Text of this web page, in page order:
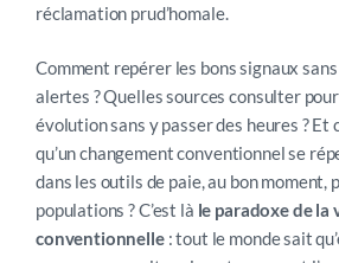
réclamation prud’homale.
Comment repérer les bons signaux
alertes ? Quelles sources consulter
évolution sans y passer des heures ? Et
qu’un changement conventionnel se
dans les outils de paie, au bon moment,
populations ? C’est là le paradoxe de la
conventionnelle: tout le monde sait